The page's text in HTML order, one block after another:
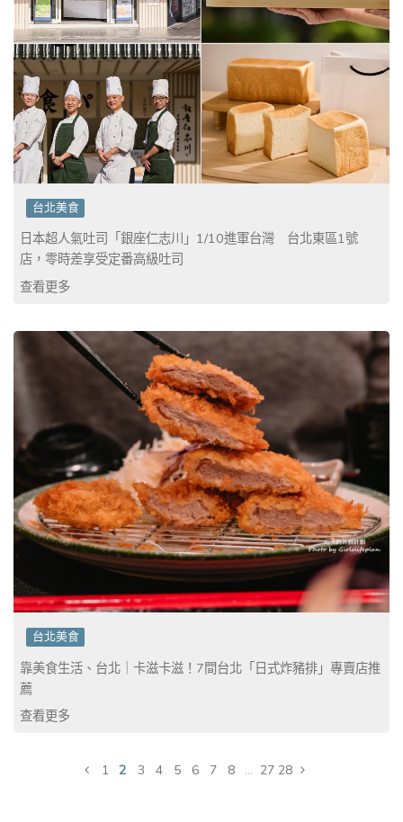
台北美食
日本超人氣吐司「銀座仁志川」1/10進軍台灣 台北東區1號
店，零時差享受定番高級吐司
查看更多
台北美食
靠美食生活、台北｜卡滋卡滋！7間台北「日式炸豬排」專賣店推
薦
查看更多
1 2 3 4 5 6 7 8 ... 27 28